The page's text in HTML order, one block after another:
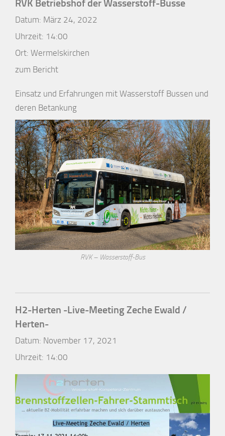
RVK Betriebshof der Wasserstoff-Busse
Datum: März 24, 2022
Uhrzeit: 14:00
Ort: Wermelskirchen
zum Bericht
Einsatz und Erfahrungen mit Wasserstoff Bussen und
deren Betankung
RVK – Wasserstoff-Bus
H2-Herten -Live-Meeting Zeche Ewald /
Herten-
Datum: November 17, 2021
Uhrzeit: 14:00